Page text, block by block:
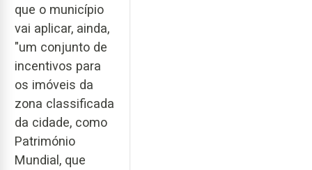
que o município
vai aplicar, ainda,
"um conjunto de
incentivos para
os imóveis da
zona classificada
da cidade, como
Património
Mundial, que